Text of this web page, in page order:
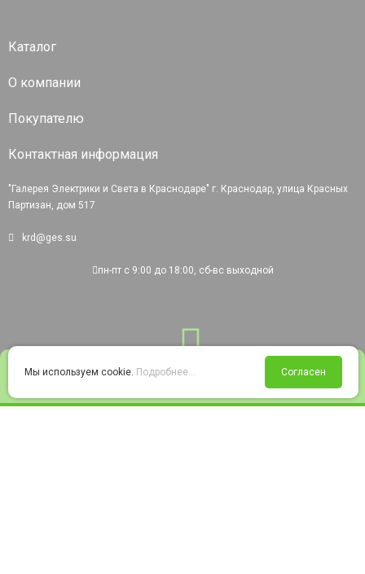
Войти Избранное Корзина
Каталог
О компании
Покупателю
Контактная информация
"Галерея Электрики и Света в Краснодаре" г. Краснодар, улица Красных
Партизан, дом 517
krd@ges.su
пн-пт с 9:00 до 18:00, сб-вс выходной
Мы используем cookie. Подробнее... Согласен